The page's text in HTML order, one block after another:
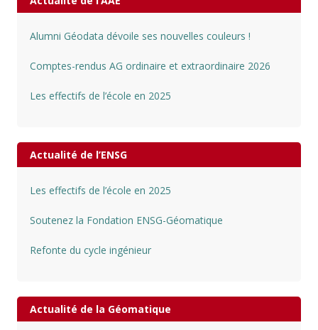
Alumni Géodata dévoile ses nouvelles couleurs !
Comptes-rendus AG ordinaire et extraordinaire 2026
Les effectifs de l’école en 2025
Actualité de l’ENSG
Les effectifs de l’école en 2025
Soutenez la Fondation ENSG-Géomatique
Refonte du cycle ingénieur
Actualité de la Géomatique